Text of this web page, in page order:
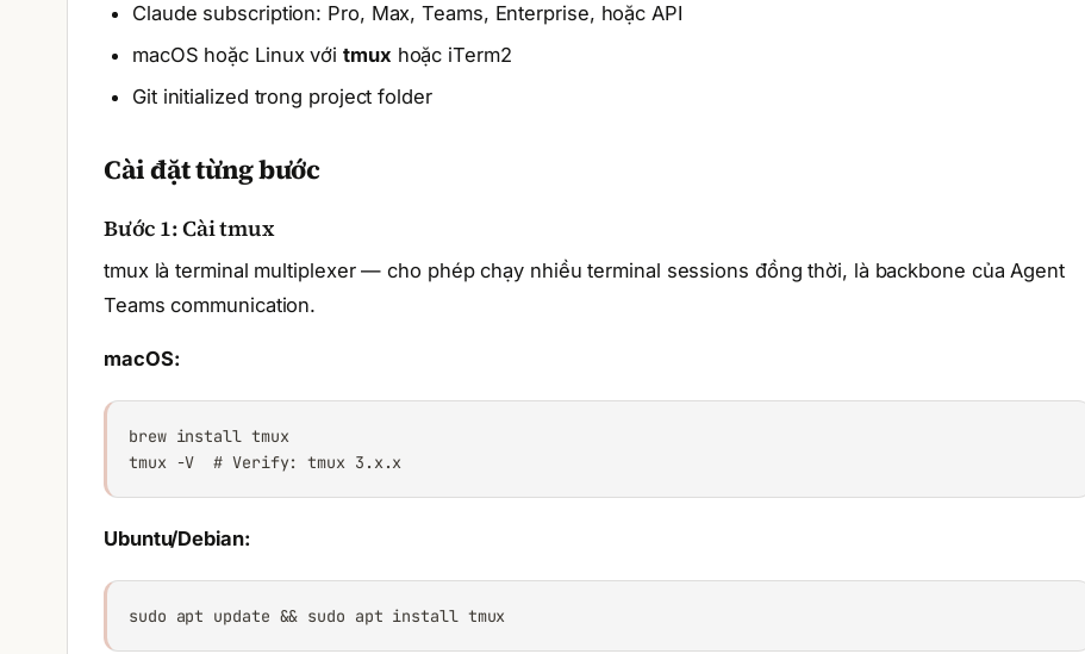
Claude subscription: Pro, Max, Teams, Enterprise, hoặc API
macOS hoặc Linux vớitmux hoặc iTerm2
Git initialized trong project folder
Cài đặt từng bước
Bước 1: Cài tmux
tmux là terminal multiplexer — cho phép chạy nhiều terminal sessions đồng thời, là backbone của Agent
Teams communication.
macOS:
brew install tmux
tmux -V  # Verify: tmux 3.x.x
Ubuntu/Debian:
sudo apt update && sudo apt install tmux